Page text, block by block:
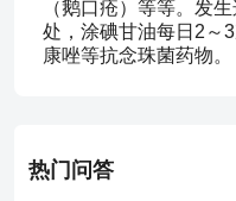
（鹅口疮）等等。发
处，涂碘甘油每日2～
康唑等抗念珠菌药物。
热门问答